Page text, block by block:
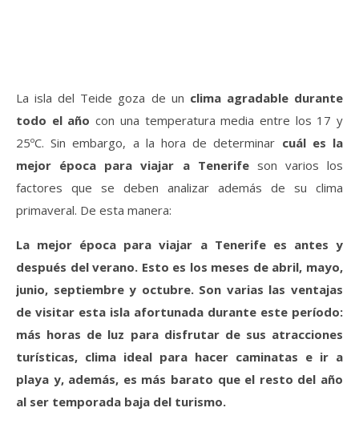
La isla del Teide goza de un clima agradable durante
todo el año con una temperatura media entre los 17 y
25ºC. Sin embargo, a la hora de determinar cuál es la
mejor época para viajar a Tenerifeson varios los
factores que se deben analizar además de su clima
primaveral. De esta manera:
La mejor época para viajar a Tenerife es antes y
después del verano. Esto es los meses de abril, mayo,
junio, septiembre y octubre. Son varias las ventajas
de visitar esta isla afortunada durante este período:
más horas de luz para disfrutar de sus atracciones
turísticas, clima ideal para hacer caminatas e ir a
playa y, además, es más barato que el resto del año
al ser temporada baja del turismo.